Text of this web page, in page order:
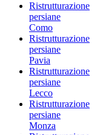
Ristrutturazione
persiane
Como
Ristrutturazione
persiane
Pavia
Ristrutturazione
persiane
Lecco
Ristrutturazione
persiane
Monza